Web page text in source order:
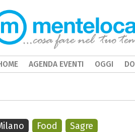
Food Sagre
AGENDA EVENTI OGGI